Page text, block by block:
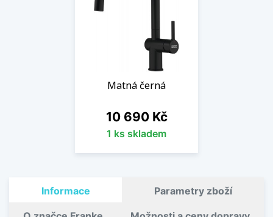
Matná černá
Cena
10 690 Kč
1 ks skladem
Informace Parametry zboží